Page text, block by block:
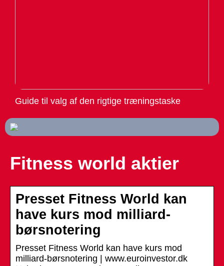
Guide til valg af den rigtige træningstaske
Fitness world aktier
Presset Fitness World kan
have kurs mod milliard-
børsnotering
Presset Fitness World kan have kurs mod
milliard-børsnotering | www.euroinvestor.dk